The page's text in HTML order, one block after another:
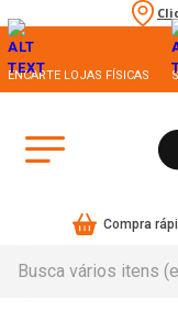
ENCARTE LOJAS FÍSICAS
Compra